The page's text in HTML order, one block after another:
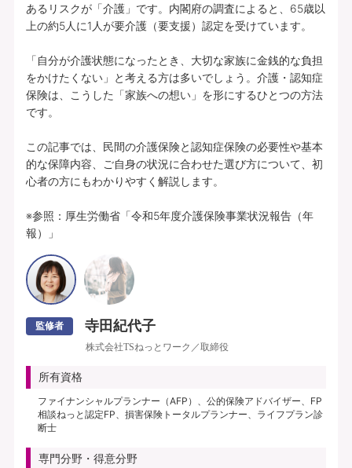
あるリスクが「介護」です。内閣府の調査によると、65歳以
上の約5人に1人が要介護（要支援）認定を受けています。
「自分が介護状態になったとき、大切な家族に金銭的な負担
をかけたくない」と考える方は多いでしょう。介護・認知症
保険は、こうした「家族への想い」を形にするひとつの方法
です。
この記事では、民間の介護保険と認知症保険の必要性や基本
的な保障内容、ご自身の状況に合わせた選び方について、初
心者の方にもわかりやすく解説します。
※参照：厚生労働省「令和5年度介護保険事業状況報告（年
報）」
監修者 寺田紀代子
株式会社TSねっとワーク／取締役
所有資格
ファイナンシャルプランナー（AFP）、公的保険アドバイザー、FP
相談ねっと認定FP、損害保険トータルプランナー、ライフプラン診
断士
専門分野・得意分野